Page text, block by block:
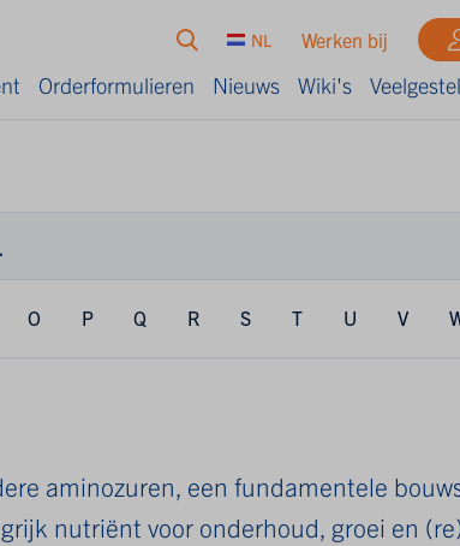
NL Werken bij
Orderformulieren Nieuws Wiki's
O P Q R S T U V
aminozuren, een fundamentele
nutriënt voor onderhoud, groei en